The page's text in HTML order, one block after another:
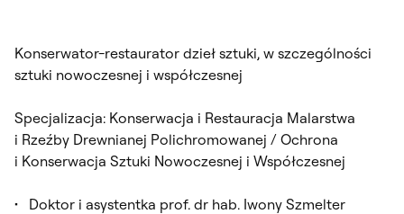
Konserwator-restaurator dzieł sztuki, w szczególności
sztuki nowoczesnej i współczesnej
Specjalizacja: Konserwacja i Restauracja Malarstwa
i Rzeźby Drewnianej Polichromowanej / Ochrona
i Konserwacja Sztuki Nowoczesnej i Współczesnej
Doktor i asystentka prof. dr hab. Iwony Szmelter